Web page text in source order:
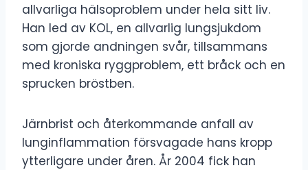
allvarliga hälsoproblem under hela sitt liv.
Han led av KOL, en allvarlig lungsjukdom
som gjorde andningen svår, tillsammans
med kroniska ryggproblem, ett bråck och en
sprucken bröstben.
Järnbrist och återkommande anfall av
lunginflammation försvagade hans kropp
ytterligare under åren. År 2004 fick han